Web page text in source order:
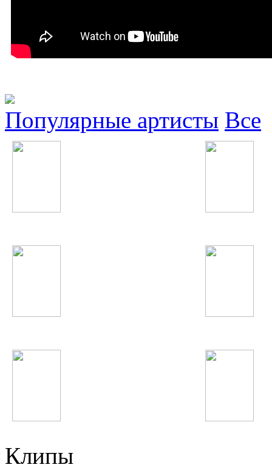
Популярные артисты Все
Клипы